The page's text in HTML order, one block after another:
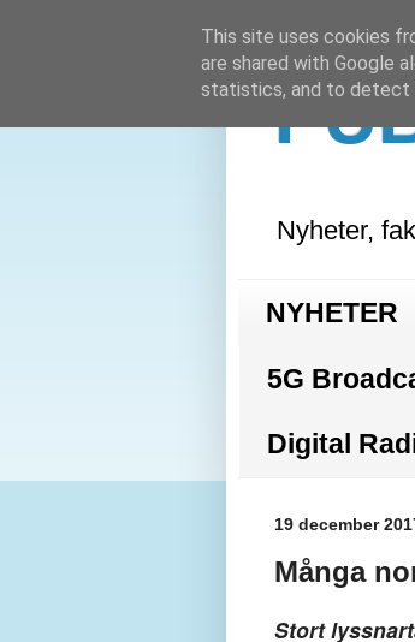
Nyheter,
NYHETER
5G
Digital
19 december
Många
Stort
This site uses cookies
are shared with Google
statistics, and to detect